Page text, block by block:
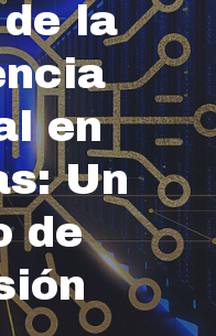
la
en
Un
de